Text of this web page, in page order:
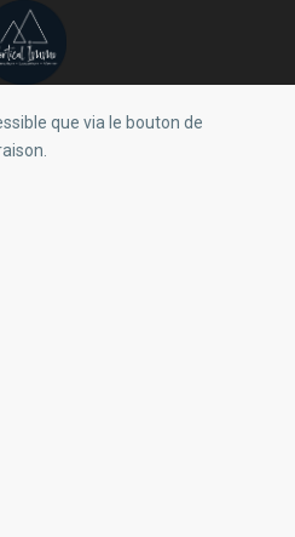
que via le bouton de